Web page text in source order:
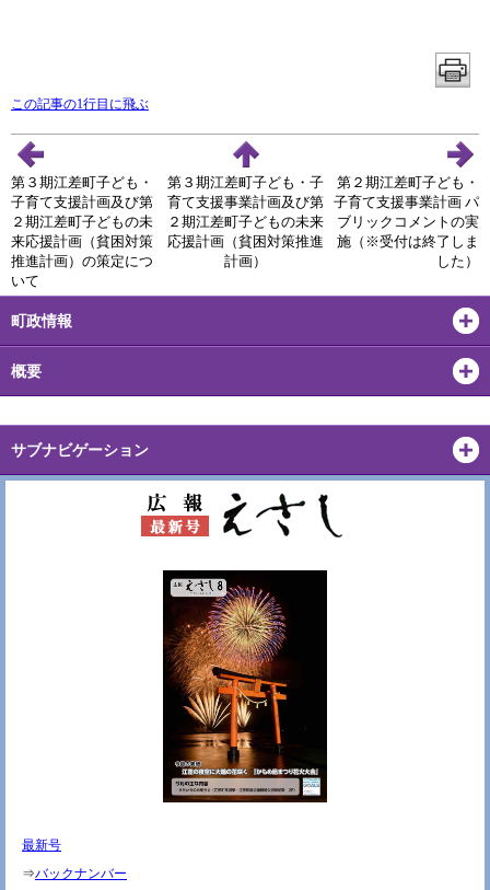
この記事の1行目に飛ぶ
第３期江差町子ども・
子育て支援計画及び第
２期江差町子どもの未
来応援計画（貧困対策
推進計画）の策定につ
いて
第３期江差町子ども・子
育て支援事業計画及び第
２期江差町子どもの未来
応援計画（貧困対策推進
計画）
第２期江差町子ども・
子育て支援事業計画 パ
ブリックコメントの実
施（※受付は終了しま
した）
町政情報
概要
サブナビゲーション
最新号
⇒バックナンバー